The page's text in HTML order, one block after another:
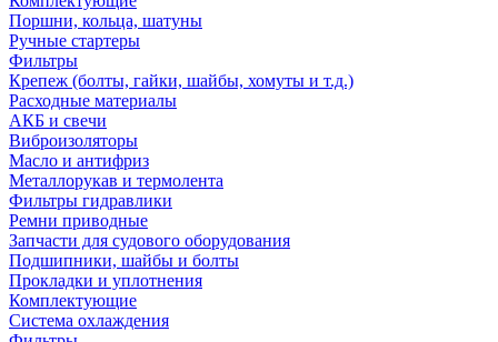
Поршни, кольца, шатуны
Ручные стартеры
Фильтры
Крепеж (болты, гайки, шайбы, хомуты и т.д.)
Расходные материалы
АКБ и свечи
Виброизоляторы
Масло и антифриз
Металлорукав и термолента
Фильтры гидравлики
Ремни приводные
Запчасти для судового оборудования
Подшипники, шайбы и болты
Прокладки и уплотнения
Комплектующие
Система охлаждения